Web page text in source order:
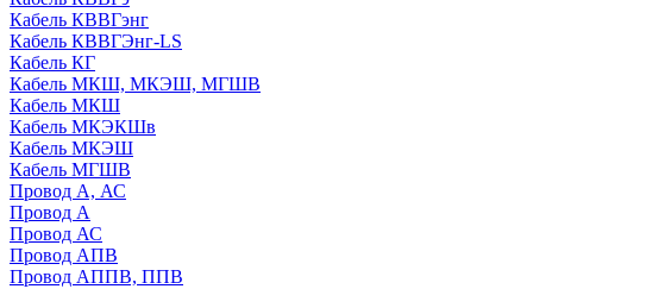
Кабель КВВГэнг
Кабель КВВГЭнг-LS
Кабель КГ
Кабель МКШ, МКЭШ, МГШВ
Кабель МКШ
Кабель МКЭКШв
Кабель МКЭШ
Кабель МГШВ
Провод А, АС
Провод А
Провод АС
Провод АПВ
Провод АППВ, ППВ